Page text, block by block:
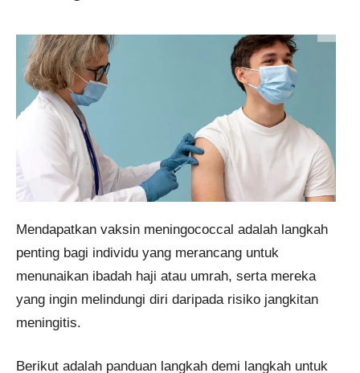
Mendapatkan vaksin meningococcal adalah langkah
penting bagi individu yang merancang untuk
menunaikan ibadah haji atau umrah, serta mereka
yang ingin melindungi diri daripada risiko jangkitan
meningitis.
Berikut adalah panduan langkah demi langkah untuk